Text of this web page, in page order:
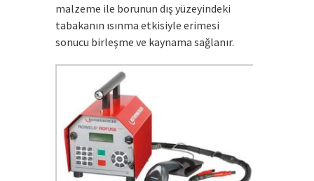
malzeme ile borunun dış yüzeyindeki
tabakanın ısınma etkisiyle erimesi
sonucu birleşme ve kaynama sağlanır.